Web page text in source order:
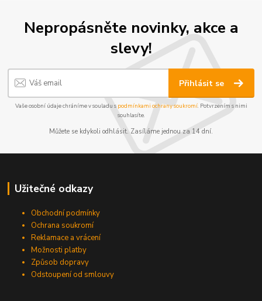
Nepropásněte novinky, akce a
slevy!
Přihlásit se
Vaše osobní údaje chráníme v souladu s podmínkami ochrany soukromí. Potvrzením s nimi
souhlasíte.
Můžete se kdykoli odhlásit. Zasíláme jednou za 14 dní.
Užitečné odkazy
Obchodní podmínky
Ochrana soukromí
Reklamace a vrácení
Možnosti platby
Způsob dopravy
Odstoupení od smlouvy